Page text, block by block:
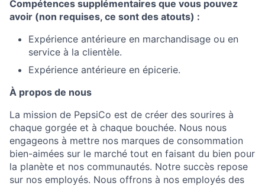
Compétences supplémentaires que vous pouvez
avoir (non requises, ce sont des atouts) :
Expérience antérieure en marchandisage ou en
service à la clientèle.
Expérience antérieure en épicerie.
À propos de nous
La mission de PepsiCo est de créer des sourires à
chaque gorgée et à chaque bouchée. Nous nous
engageons à mettre nos marques de consommation
bien-aimées sur le marché tout en faisant du bien pour
la planète et nos communautés. Notre succès repose
sur nos employés. Nous offrons à nos employés des